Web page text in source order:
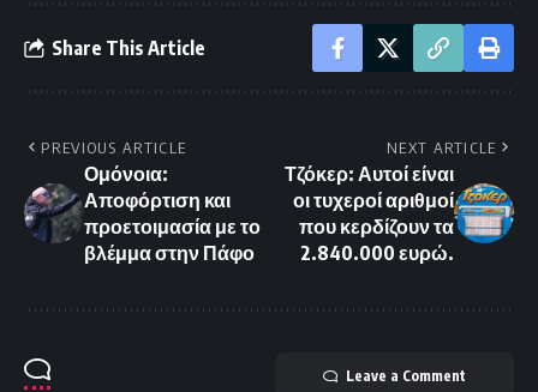
Share This Article
PREVIOUS ARTICLE
Ομόνοια:
Αποφόρτιση και
προετοιμασία με το
βλέμμα στην Πάφο
NEXT ARTICLE
Τζόκερ: Αυτοί είναι
οι τυχεροί αριθμοί
που κερδίζουν τα
2.840.000 ευρώ.
Leave a Comment